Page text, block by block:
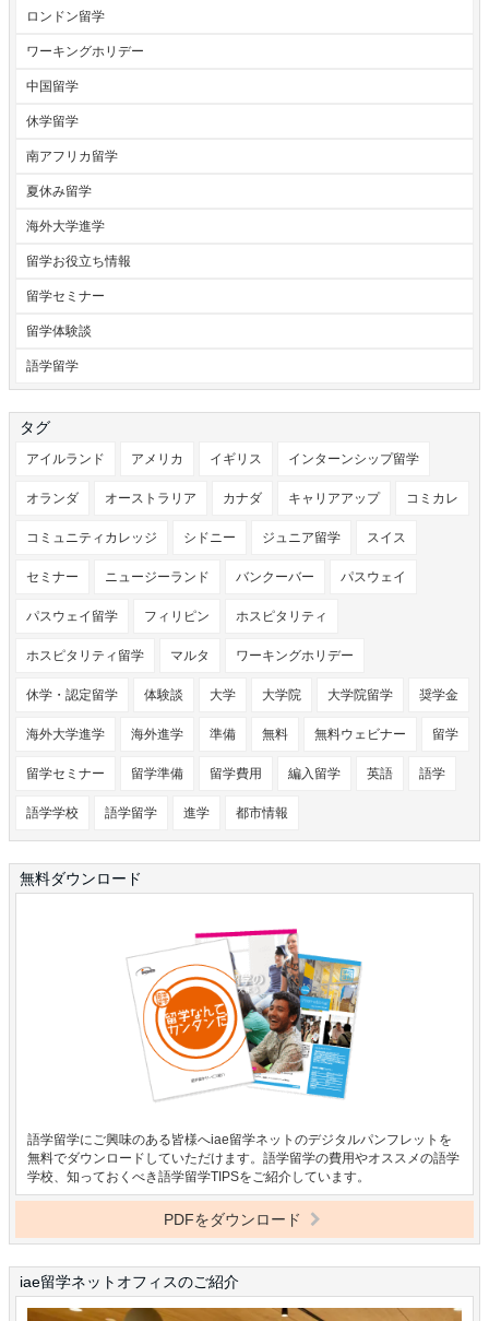
ロンドン留学
ワーキングホリデー
中国留学
休学留学
南アフリカ留学
夏休み留学
海外大学進学
留学お役立ち情報
留学セミナー
留学体験談
語学留学
タグ
アイルランド アメリカ イギリス インターンシップ留学
オランダ オーストラリア カナダ キャリアアップ コミカレ
コミュニティカレッジ シドニー ジュニア留学 スイス
セミナー ニュージーランド バンクーバー パスウェイ
パスウェイ留学 フィリピン ホスピタリティ
ホスピタリティ留学 マルタ ワーキングホリデー
休学・認定留学 体験談 大学 大学院 大学院留学 奨学金
海外大学進学 海外進学 準備 無料 無料ウェビナー 留学
留学セミナー 留学準備 留学費用 編入留学 英語 語学
語学学校 語学留学 進学 都市情報
無料ダウンロード
語学留学にご興味のある皆様へiae留学ネットのデジタルパンフレットを
無料でダウンロードしていただけます。語学留学の費用やオススメの語学
学校、知っておくべき語学留学TIPSをご紹介しています。
PDFをダウンロード
iae留学ネットオフィスのご紹介